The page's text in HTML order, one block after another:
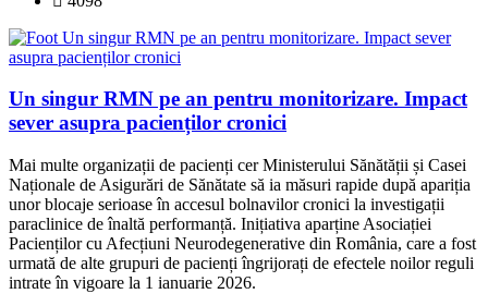
Un singur RMN pe an pentru monitorizare. Impact
sever asupra pacienților cronici
Mai multe organizații de pacienți cer Ministerului Sănătății și Casei
Naționale de Asigurări de Sănătate să ia măsuri rapide după apariția
unor blocaje serioase în accesul bolnavilor cronici la investigații
paraclinice de înaltă performanță. Inițiativa aparține Asociației
Pacienților cu Afecțiuni Neurodegenerative din România, care a fost
urmată de alte grupuri de pacienți îngrijorați de efectele noilor reguli
intrate în vigoare la 1 ianuarie 2026.